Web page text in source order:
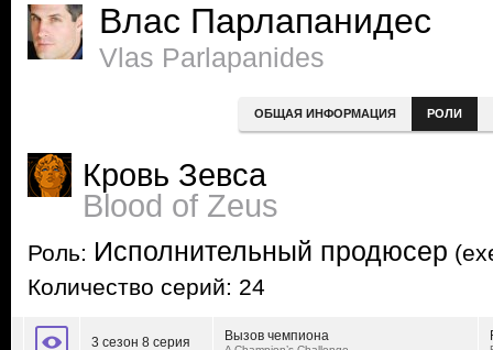
Влас Парлапанидес
Vlas Parlapanides
ОБЩАЯ ИНФОРМАЦИЯ РОЛИ
Кровь Зевса
Blood of Zeus
Роль: Исполнительный продюсер
Количество серий: 24
3 сезон 8 серия Вызов чемпиона